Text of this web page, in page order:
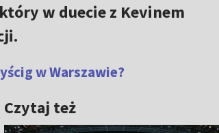
w duecie z Kevinem
w Warszawie?
Czytaj też